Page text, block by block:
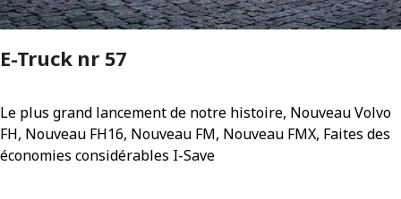
E-Truck nr 57
Le plus grand lancement de notre histoire, Nouveau Volvo
FH, Nouveau FH16, Nouveau FM, Nouveau FMX, Faites des
économies considérables I-Save